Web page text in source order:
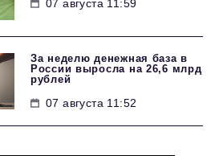
07 августа 11:59
За неделю денежная база в
России выросла на 26,6 млрд
рублей
07 августа 11:52